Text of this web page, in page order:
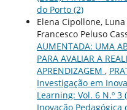
do Porto (2)
Elena Cipollone,
Francesco Peluso
AUMENTADA: UMA
PARA AVALIAR A
APRENDIZAGEM ,
Investigação em
Learning: Vol. 6 N.º 3
Inovação Pedagógica